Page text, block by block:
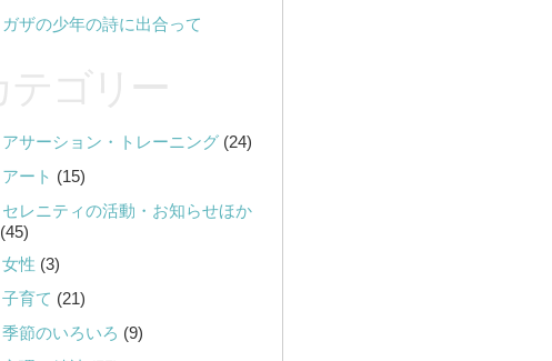
ガザの少年の詩に出合って
アサーション・トレーニング (24)
アート (15)
セレニティの活動・お知らせほか
(45)
女性 (3)
子育て (21)
季節のいろいろ (9)